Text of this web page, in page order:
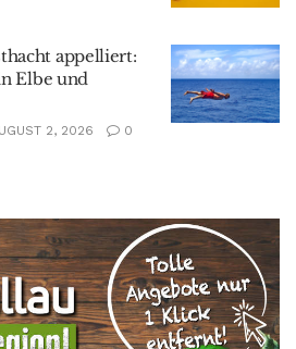
appelliert:
Elbe und
2, 2026
0